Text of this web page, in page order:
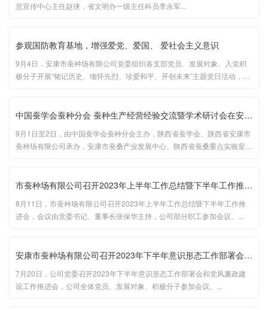
息宣传中心主任赵侠，省文明办一级主任科员李永军...
参观国防教育基地，增强爱党、爱国、 爱社会主义意识
9月4日，安康市蚕种场有限公司党委组织各支部党员、发展对象、入党积
极分子开展“铭记历史、缅怀先烈、珍爱和平、开创未来”主题党日活动，到
中国蚕学会蚕种分会 蚕种生产经营经验交流暨学术研讨会在安康隆重···
9月1日至2日，由中国蚕学会蚕种分会主办，陕西省蚕学会、陕西省安康市
蚕种场有限公司承办，安康市蚕桑产业发展中心、陕西省蚕桑重点实验室、
市蚕种场有限公司召开2023年上半年工作总结暨下半年工作推进会
8月11日，市蚕种场有限公司召开2023年上半年工作总结暨下半年工作推
进会，会议由党委书记、董事长张保华主持，公司部分职工参加会议。...
安康市蚕种场有限公司召开2023年下半年意识形态工作部署会暨党风···
7月20日，公司党委召开2023年下半年意识形态工作部署会和党风廉政建
设工作推进会，公司全体党员、发展对象、积极分子参加会议。...